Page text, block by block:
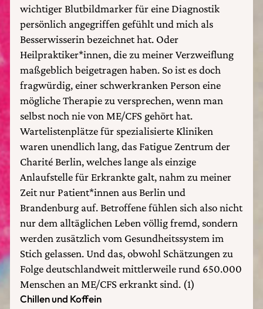
wichtiger Blutbildmarker für eine Diagnostik
persönlich angegriffen gefühlt und mich als
Besserwisserin bezeichnet hat. Oder
Heilpraktiker*innen, die zu meiner Verzweiflung
maßgeblich beigetragen haben. So ist es doch
fragwürdig, einer schwerkranken Person eine
mögliche Therapie zu versprechen, wenn man
selbst noch nie von ME/CFS gehört hat.
Wartelistenplätze für spezialisierte Kliniken
waren unendlich lang, das Fatigue Zentrum der
Charité Berlin, welches lange als einzige
Anlaufstelle für Erkrankte galt, nahm zu meiner
Zeit nur Patient*innen aus Berlin und
Brandenburg auf. Betroffene fühlen sich also nicht
nur dem alltäglichen Leben völlig fremd, sondern
werden zusätzlich vom Gesundheitssystem im
Stich gelassen. Und das, obwohl Schätzungen zu
Folge deutschlandweit mittlerweile rund 650.000
Menschen an ME/CFS erkrankt sind. (1)
Chillen und Koffein